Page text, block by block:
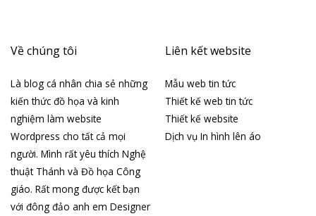
Về chúng tôi
Là blog cá nhân chia sẻ những
kiến thức đồ họa và kinh
nghiệm làm website
Wordpress cho tất cả mọi
người. Mình rất yêu thích Nghệ
thuật Thánh và Đồ họa Công
giáo. Rất mong được kết bạn
với đông đảo anh em Designer
Liên kết website
Mẫu web tin tức
Thiết kế web tin tức
Thiết kế website
Dịch vụ In hình lên áo